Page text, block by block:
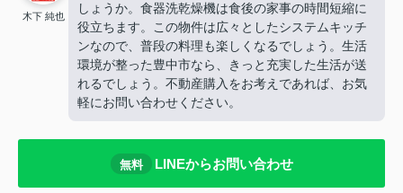
木下 純也
しょうか。食器洗乾燥機は食後の家事の時間短縮に
役立ちます。この物件は広々としたシステムキッチ
ンなので、普段の料理も楽しくなるでしょう。生活
環境が整った豊中市なら、きっと充実した生活が送
れるでしょう。不動産購入をお考えであれば、お気
軽にお問い合わせください。
無料 LINEからお問い合わせ